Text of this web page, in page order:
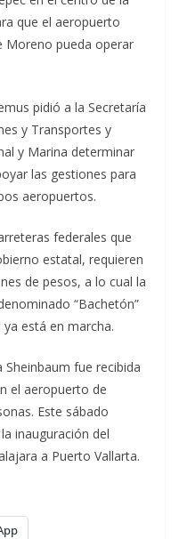
que el aeropuerto
Moreno pueda operar
pidió a la Secretaría
y Transportes y
y Marina determinar
las gestiones para
aeropuertos.
federales que
estatal, requieren
de pesos, a lo cual la
“Bachetón”
está en marcha.
Sheinbaum fue recibida
el aeropuerto de
Este sábado
inauguración del
a Puerto Vallarta.